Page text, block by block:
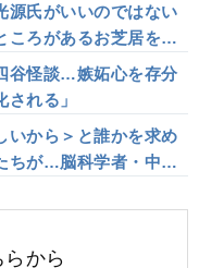
源氏がいいのではない
ころがあるお芝居をし
谷怪談…嫉妬心を存分
れる」
いから＞と誰かを求め
ちが…脳科学者・中野
から